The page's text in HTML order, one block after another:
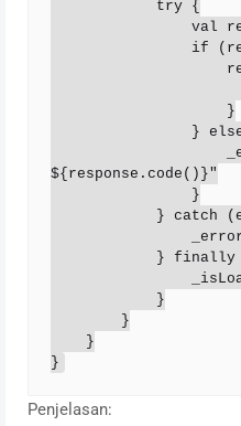
${response.code()}"
}
Penjelasan: